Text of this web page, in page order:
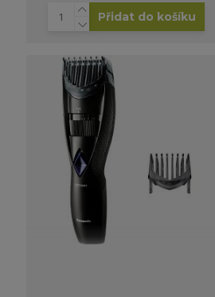
Přidat do košíku